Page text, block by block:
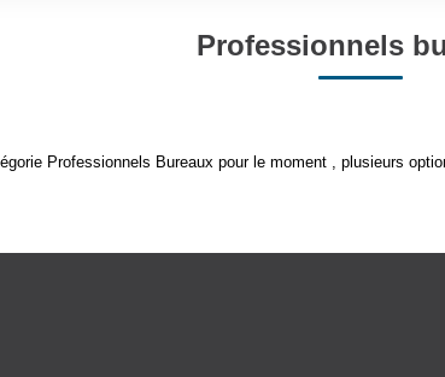
Professionnels
Professionnels Bureaux pour le moment , plusieurs